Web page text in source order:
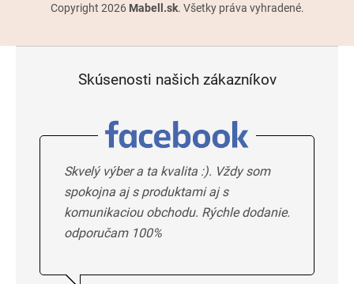
Copyright 2026 Mabell.sk. Všetky práva vyhradené.
Skúsenosti našich zákazníkov
Skvelý výber a ta kvalita :). Vždy som
spokojna aj s produktami aj s
komunikaciou obchodu. Rýchle dodanie.
odporučam 100%